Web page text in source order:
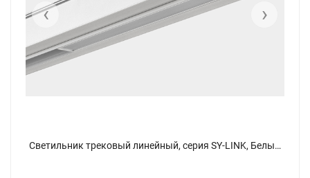
Светильник трековый линейный, серия SY-LINK, Белый, 6Вт, IP20, Нейтральный белый (4000К), SY-LINK-300-WH-6-NW купить в SWG - официальный производитель - фото
‹ ›